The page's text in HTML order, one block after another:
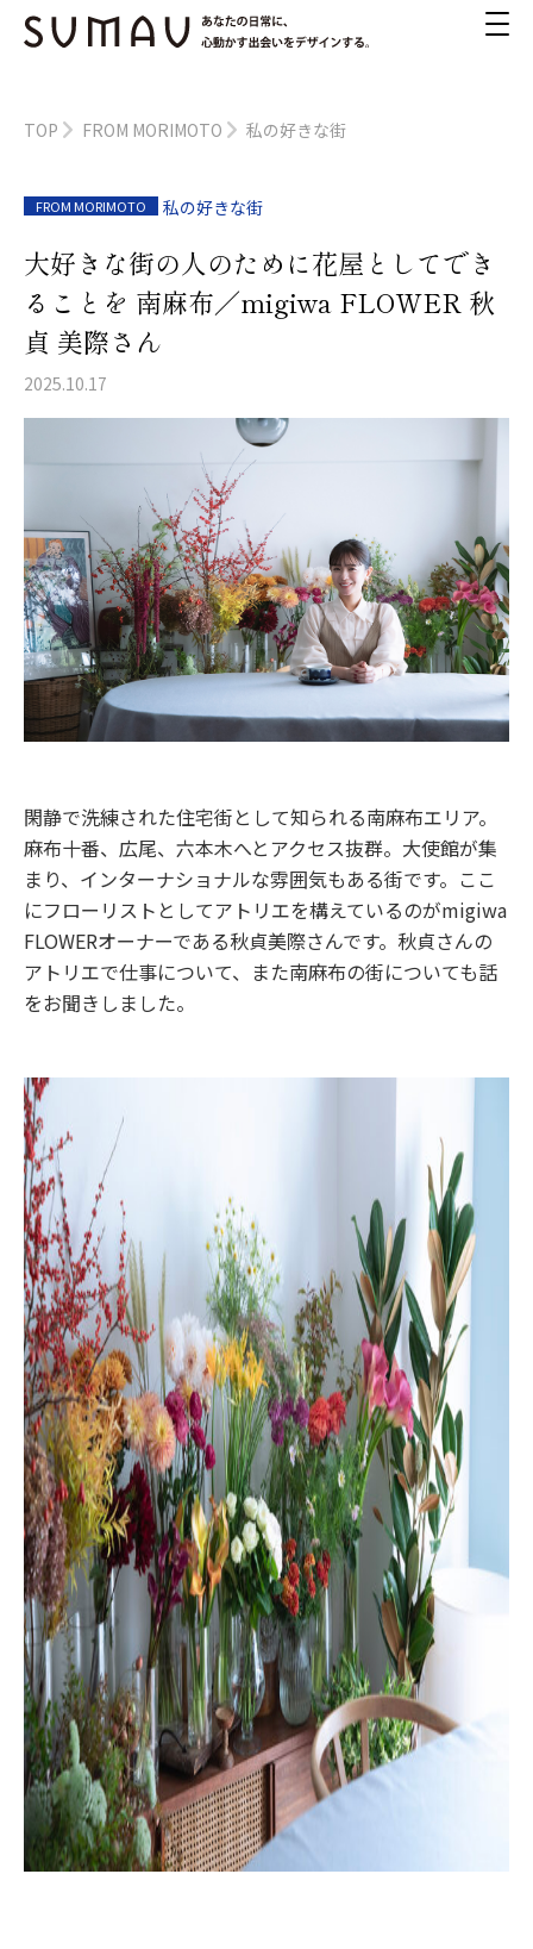
TOP FROM MORIMOTO 私の好きな街
FROM MORIMOTO 私の好きな街
大好きな街の人のために花屋としてでき
ることを 南麻布／migiwa FLOWER 秋
貞 美際さん
2025.10.17
閑静で洗練された住宅街として知られる南麻布エリア。
麻布十番、広尾、六本木へとアクセス抜群。大使館が集
まり、インターナショナルな雰囲気もある街です。ここ
にフローリストとしてアトリエを構えているのがmigiwa
FLOWERオーナーである秋貞美際さんです。秋貞さんの
アトリエで仕事について、また南麻布の街についても話
をお聞きしました。